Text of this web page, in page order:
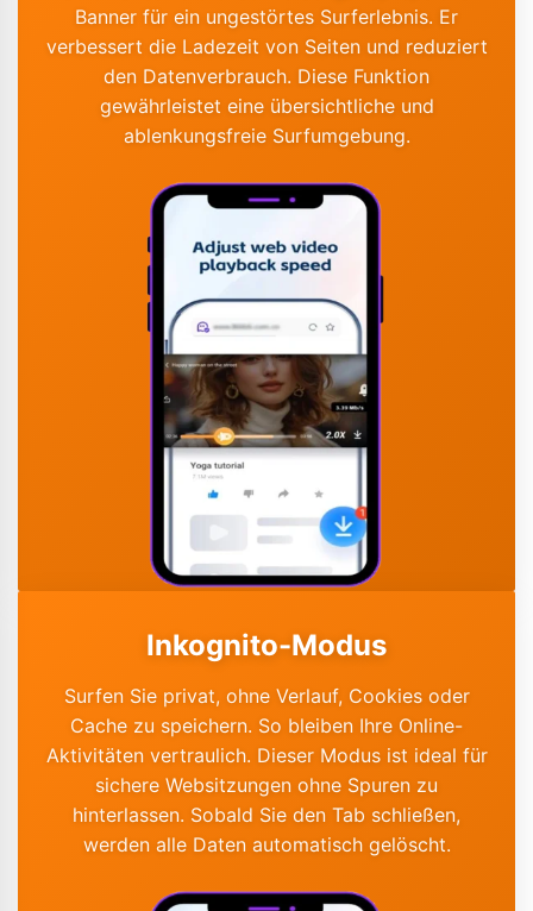
Banner für ein ungestörtes Surferlebnis. Er
verbessert die Ladezeit von Seiten und reduziert
den Datenverbrauch. Diese Funktion
gewährleistet eine übersichtliche und
ablenkungsfreie Surfumgebung.
Inkognito-Modus
Surfen Sie privat, ohne Verlauf, Cookies oder
Cache zu speichern. So bleiben Ihre Online-
Aktivitäten vertraulich. Dieser Modus ist ideal für
sichere Websitzungen ohne Spuren zu
hinterlassen. Sobald Sie den Tab schließen,
werden alle Daten automatisch gelöscht.